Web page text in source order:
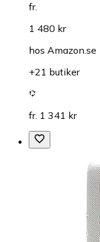
fr.
1 480 kr
hos Amazon.se
+21 butiker
fr. 1 341 kr